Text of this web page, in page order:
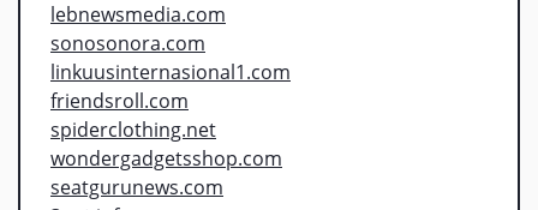
lebnewsmedia.com
sonosonora.com
linkuusinternasional1.com
friendsroll.com
spiderclothing.net
wondergadgetsshop.com
seatgurunews.com